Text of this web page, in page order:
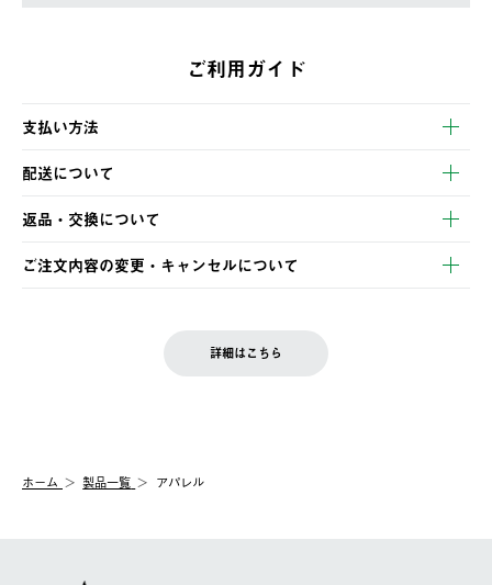
ご利用ガイド
支払い方法
以下のいずれかの方法でお支払いいただけます。
・クレジットカード決済
・コンビニ決済
・Pay-easy決済
配送について
【発送スケジュール】
ご注文・ご入金完了より2営業日以内に商品を発送いたします。
土日祝の発送はございませんので、木曜日以降のご注文は週明け
の発送となる場合がございます。
【配送業者】
佐川急便にて配送されます。
返品・交換について
※お客様都合の場合
お客様都合の返品にかかる送料は、お客様ご負担とさせていただ
む）は受け付けておりません。
一度お手元の商品を返品いただき、ご希望商品を再注文してくだ
ご注文内容の変更・キャンセルについて
LOGOS FAMILY会員の方は、会員マイページ内 購入履歴画面に
詳細はこちら
ホーム 製品一覧 アパレル